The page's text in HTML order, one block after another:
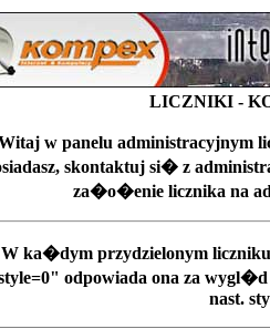
LICZNIKI -
w panelu administracyjnym
skontaktuj si� z
za�o�enie licznika na
W ka�dym przydzielonym
odpowiada ona za
nast.